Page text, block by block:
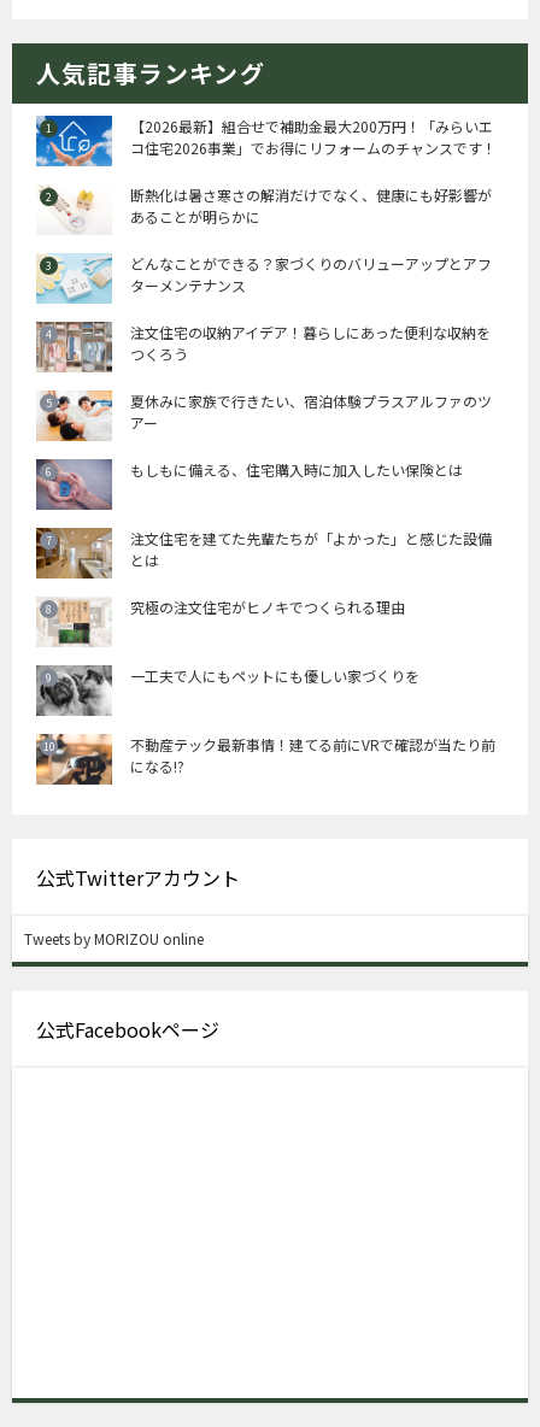
人気記事ランキング
【2026最新】組合せで補助金最大200万円！「みらいエ
コ住宅2026事業」でお得にリフォームのチャンスです！
断熱化は暑さ寒さの解消だけでなく、健康にも好影響が
あることが明らかに
どんなことができる？家づくりのバリューアップとアフ
ターメンテナンス
注文住宅の収納アイデア！暮らしにあった便利な収納を
つくろう
夏休みに家族で行きたい、宿泊体験プラスアルファのツ
アー
もしもに備える、住宅購入時に加入したい保険とは
注文住宅を建てた先輩たちが「よかった」と感じた設備
とは
究極の注文住宅がヒノキでつくられる理由
一工夫で人にもペットにも優しい家づくりを
不動産テック最新事情！建てる前にVRで確認が当たり前
になる!?
公式Twitterアカウント
Tweets by MORIZOU online
公式Facebookページ